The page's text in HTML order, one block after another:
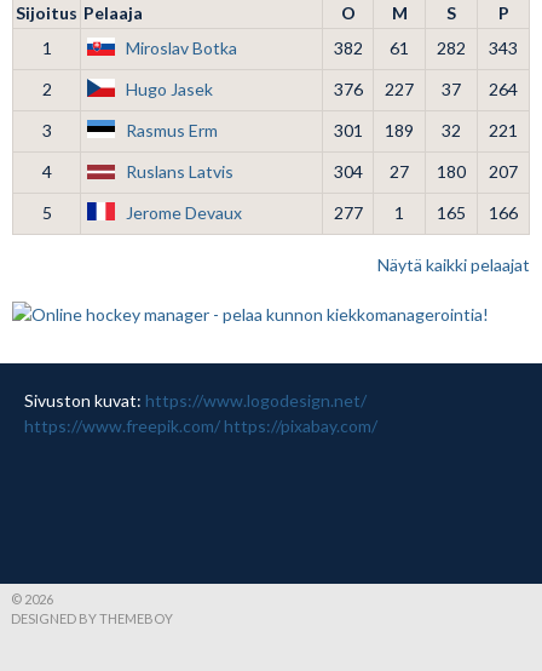
Sijoitus Pelaaja O M S
P
1
Miroslav Botka 382 61 282
343
2
Hugo Jasek 376 227 37
264
3
Rasmus Erm 301 189 32
221
4
Ruslans Latvis 304 27 180
207
5
Jerome Devaux 277 1 165 166
Näytä kaikki pelaajat
Sivuston kuvat: https://www.logodesign.net/
https://www.freepik.com/ https://pixabay.com/
© 2026
DESIGNED BY THEMEBOY